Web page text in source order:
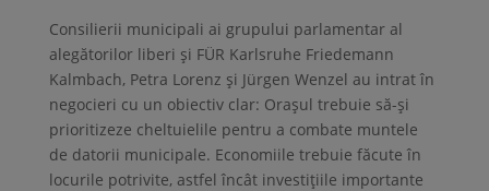
Consilierii municipali ai grupului parlamentar al
alegătorilor liberi și FÜR Karlsruhe Friedemann
Kalmbach, Petra Lorenz și Jürgen Wenzel au intrat în
negocieri cu un obiectiv clar: Orașul trebuie să-și
prioritizeze cheltuielile pentru a combate muntele
de datorii municipale. Economiile trebuie făcute în
locurile potrivite, astfel încât investițiile importante